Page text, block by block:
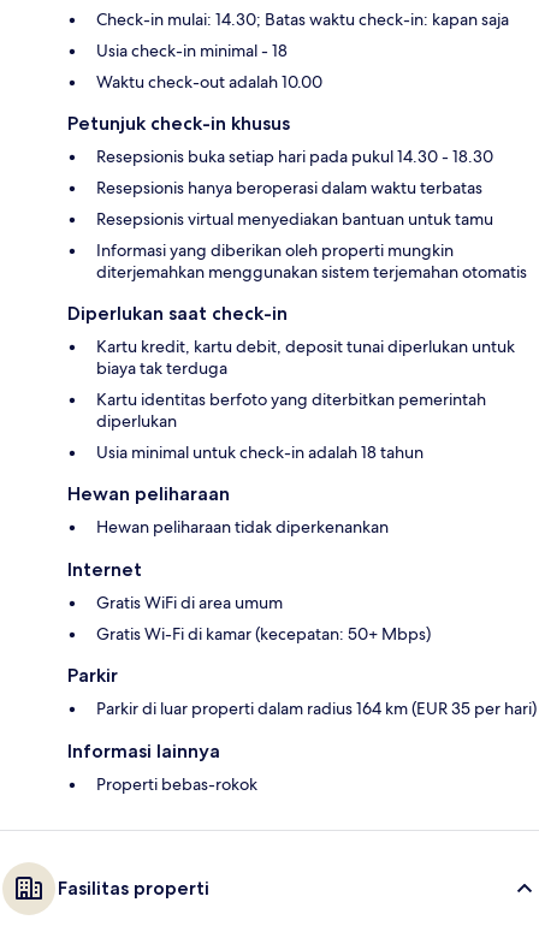
Check-in mulai: 14.30; Batas waktu check-in: kapan saja
Usia check-in minimal - 18
Waktu check-out adalah 10.00
Petunjuk check-in khusus
Resepsionis buka setiap hari pada pukul 14.30 - 18.30
Resepsionis hanya beroperasi dalam waktu terbatas
Resepsionis virtual menyediakan bantuan untuk tamu
Informasi yang diberikan oleh properti mungkin
diterjemahkan menggunakan sistem terjemahan otomatis
Diperlukan saat check-in
Kartu kredit, kartu debit, deposit tunai diperlukan untuk
biaya tak terduga
Kartu identitas berfoto yang diterbitkan pemerintah
diperlukan
Usia minimal untuk check-in adalah 18 tahun
Hewan peliharaan
Hewan peliharaan tidak diperkenankan
Internet
Gratis WiFi di area umum
Gratis Wi-Fi di kamar (kecepatan: 50+ Mbps)
Parkir
Parkir di luar properti dalam radius 164 km (EUR 35 per hari)
Informasi lainnya
Properti bebas-rokok
Fasilitas properti